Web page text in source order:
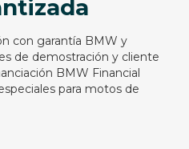
con garantía BMW y
de demostración y cliente
BMW Financial
para motos de